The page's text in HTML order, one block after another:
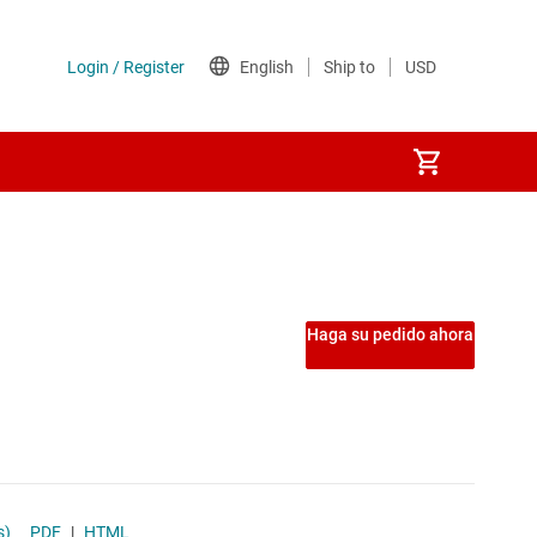
Haga su pedido ahora
PDF | HTML